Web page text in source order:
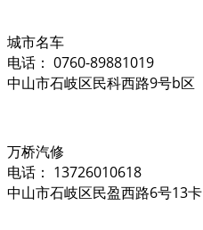
城市名车
电话： 0760-89881019
中山市石岐区民科西路9号b区
万桥汽修
电话： 13726010618
中山市石岐区民盈西路6号13卡